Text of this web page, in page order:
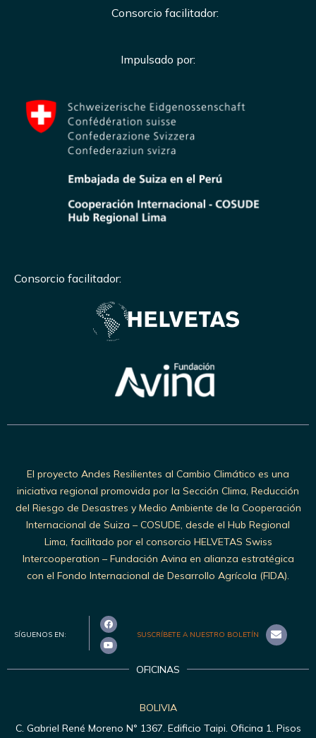
Consorcio facilitador:
Impulsado por:
Consorcio facilitador:
El proyecto Andes Resilientes al Cambio Climático es una
iniciativa regional promovida por la Sección Clima, Reducción
del Riesgo de Desastres y Medio Ambiente de la Cooperación
Internacional de Suiza – COSUDE, desde el Hub Regional
Lima, facilitado por el consorcio HELVETAS Swiss
Intercooperation – Fundación Avina en alianza estratégica
con el Fondo Internacional de Desarrollo Agrícola (FIDA).
SÍGUENOS EN: SUSCRÍBETE A NUESTRO BOLETÍN
OFICINAS
BOLIVIA
C. Gabriel René Moreno N° 1367. Edificio Taipi. Oficina 1. Pisos